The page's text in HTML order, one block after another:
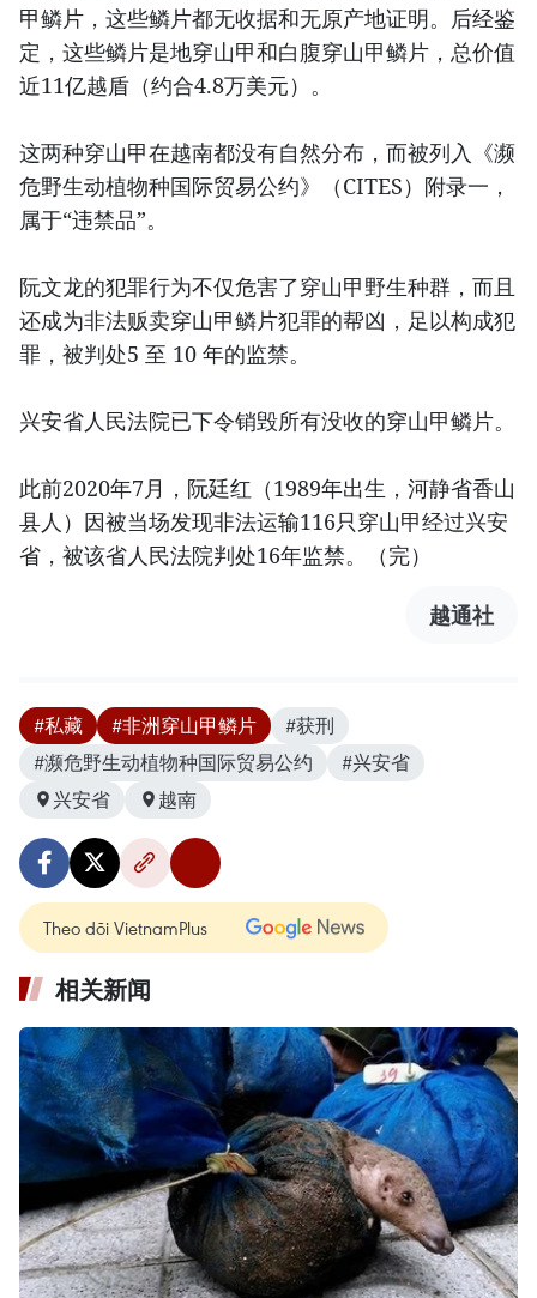
甲鳞片，这些鳞片都无收据和无原产地证明。后经鉴
定，这些鳞片是地穿山甲和白腹穿山甲鳞片，总价值
近11亿越盾（约合4.8万美元）。
这两种穿山甲在越南都没有自然分布，而被列入《濒
危野生动植物种国际贸易公约》（CITES）附录一，
属于“违禁品”。
阮文龙的犯罪行为不仅危害了穿山甲野生种群，而且
还成为非法贩卖穿山甲鳞片犯罪的帮凶，足以构成犯
罪，被判处5 至 10 年的监禁。
兴安省人民法院已下令销毁所有没收的穿山甲鳞片。
此前2020年7月，阮廷红（1989年出生，河静省香山
县人）因被当场发现非法运输116只穿山甲经过兴安
省，被该省人民法院判处16年监禁。（完）
越通社
#私藏 #非洲穿山甲鳞片
#获刑
#濒危野生动植物种国际贸易公约
#兴安省
兴安省
越南
Theo dõi VietnamPlus
相关新闻